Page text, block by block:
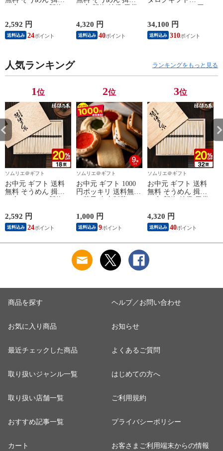
ぼのいと 揖保乃糸
素麺） メーカー包装
済 ST-30N (A4) / 出
礼 写真入り メッセ
ージカード お返し
2,592 円
送料込み 24
揖保乃糸 素麺） メ
ーカー包装済 (A4)
ST-50N / 結婚内祝い
4,320 円
送料込み 40
スタイル 結婚祝い
結婚内祝い 出産祝い
お祝い お礼 結婚 出
34,100 円
送料込み 310
人気ランキング ランキングをもっと見る
1位
ソムリエ＠ギフト
お中元 ギフト 送料
無料 そうめん 揖保
の糸 20%OFF 新物
ぼのいと 揖保乃糸
素麺） メーカー包装
済 ST-30N (A4) / 出
2,592 円
送料込み 24
2位
ソムリエ＠ギフト
お中元 ギフト 1000
円ポッキリ 送料無料
お菓子 中山製菓 ロ
ンサンド メール便
ポスト投函 のし・包
装・メッセージカー
1,000 円
送料込み 9
3位
ソムリエ＠ギフト
お中元 ギフト 送料
無料 そうめん 揖保
の糸 新物 特級 黒帯
揖保乃糸 素麺） メ
ーカー包装済 (A4)
ST-50N / 結婚内祝い
写真入り メッセージ
カード お返し
4,320 円
送料込み 40
商品を探す
お気に入り商品
最近チェックした商品
取り扱いジャンル一覧
取り扱い店舗一覧
おすすめ記事一覧
カート
ヘルプ／お問い合わせ
お知らせ
よくあるご質問
はじめての方へ
ご利用規約
プライバシーポリシー
お客さまご利用端末からの情報